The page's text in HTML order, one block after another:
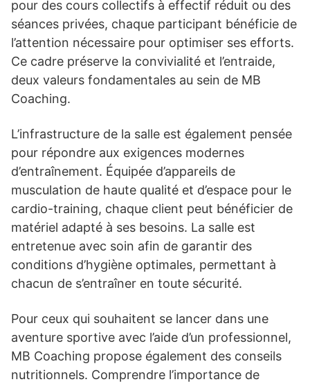
pour des cours collectifs à effectif réduit ou des
séances privées, chaque participant bénéficie de
l’attention nécessaire pour optimiser ses efforts.
Ce cadre préserve la convivialité et l’entraide,
deux valeurs fondamentales au sein de MB
Coaching.
L’infrastructure de la salle est également pensée
pour répondre aux exigences modernes
d’entraînement. Équipée d’appareils de
musculation de haute qualité et d’espace pour le
cardio-training, chaque client peut bénéficier de
matériel adapté à ses besoins. La salle est
entretenue avec soin afin de garantir des
conditions d’hygiène optimales, permettant à
chacun de s’entraîner en toute sécurité.
Pour ceux qui souhaitent se lancer dans une
aventure sportive avec l’aide d’un professionnel,
MB Coaching propose également des conseils
nutritionnels. Comprendre l’importance de